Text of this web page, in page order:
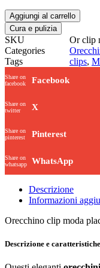
Aggiungi al carrello
Cura e pulizia
SKU
Or clip
Categories
Tags
clips,
Share on
facebook
Facebook
Share on
twitter
X
Share on
pinterest
Pinterest
Share on
whatsapp
WhatsApp
Descrizione
Informazioni
Orecchino clip moda
Descrizione e